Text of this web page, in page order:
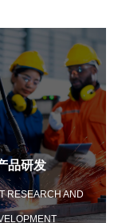
品研发
RESEARCH AND